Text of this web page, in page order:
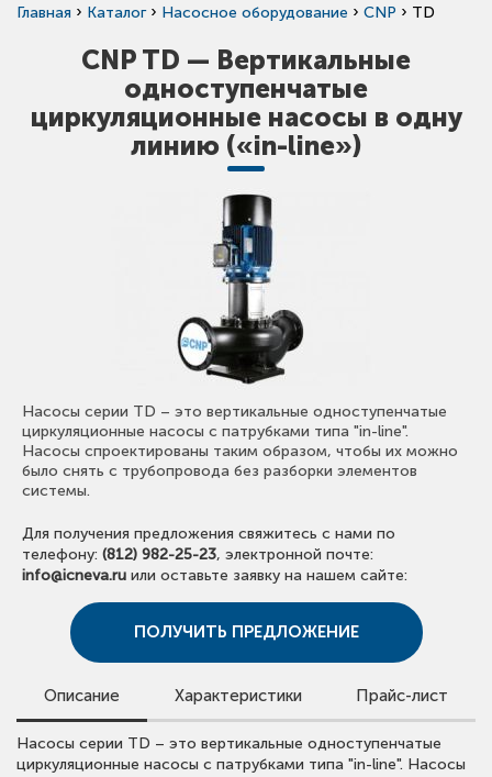
Главная › Каталог › Насосное оборудование › CNP › TD
CNP TD — Вертикальные
одноступенчатые
циркуляционные насосы в одну
линию («in-line»)
Насосы серии TD – это вертикальные одноступенчатые
циркуляционные насосы с патрубками типа "in-line".
Насосы спроектированы таким образом, чтобы их можно
было снять с трубопровода без разборки элементов
системы.
Для получения предложения свяжитесь с нами по
телефону: (812) 982-25-23, электронной почте:
info@icneva.ru или оставьте заявку на нашем сайте:
ПОЛУЧИТЬ ПРЕДЛОЖЕНИЕ
Описание Характеристики Прайс-лист
Насосы серии TD – это вертикальные одноступенчатые
циркуляционные насосы с патрубками типа "in-line". Насосы
• Расход:до 1200 м³/ч;
•Напор:до 86 м;
Для просмотра цен скачайте прайс-лист.
Обращаем внимание, что в прайс-листе указаны сметные